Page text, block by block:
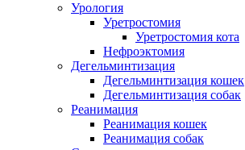
Урология
Уретростомия
Уретростомия кота
Нефроэктомия
Дегельминтизация
Дегельминтизация кошек
Дегельминтизация собак
Реанимация
Реанимация кошек
Реанимация собак